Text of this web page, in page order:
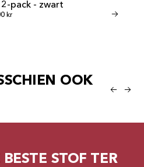
pack - zwart
kr Normale prijs
269,00 kr
OOK
STOF TER